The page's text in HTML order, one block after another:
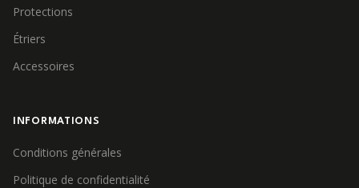
Protections
Étriers
Accessoires
INFORMATIONS
Conditions générales
Politique de confidentialité